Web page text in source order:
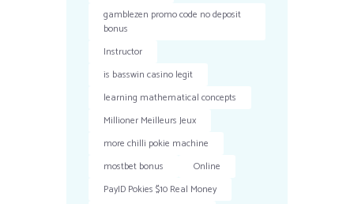
gamblezen promo code no deposit
bonus
Instructor
is basswin casino legit
learning mathematical concepts
Millioner Meilleurs Jeux
more chilli pokie machine
mostbet bonus
Online
PayID Pokies $10 Real Money